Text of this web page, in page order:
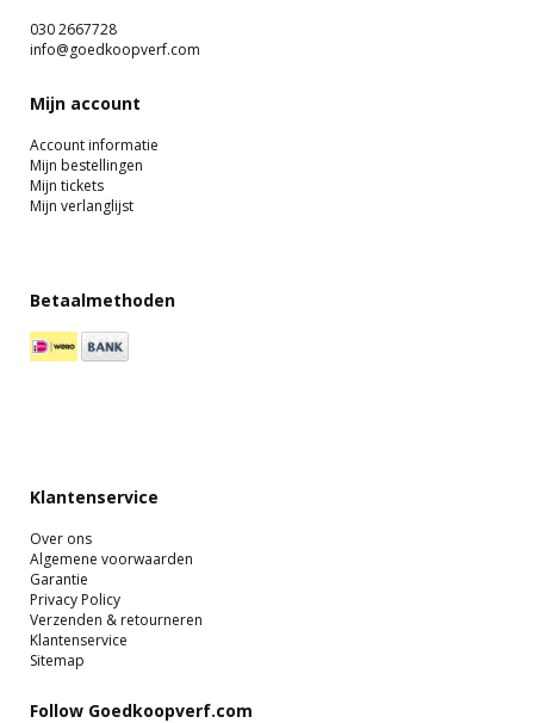
030 2667728
info@goedkoopverf.com
Mijn account
Account informatie
Mijn bestellingen
Mijn tickets
Mijn verlanglijst
Betaalmethoden
Klantenservice
Over ons
Algemene voorwaarden
Garantie
Privacy Policy
Verzenden & retourneren
Klantenservice
Sitemap
Follow Goedkoopverf.com